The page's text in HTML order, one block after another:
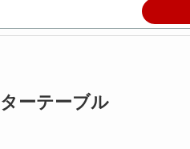
ーテーブル